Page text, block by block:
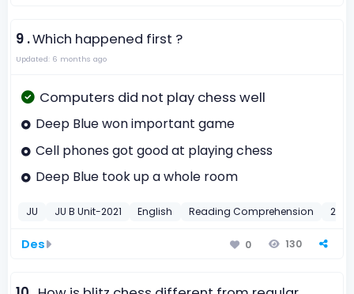
9 .Which happened first ?
Updated: 6 months ago
Computers did not play chess well
Deep Blue won important game
Cell phones got good at playing chess
Deep Blue took up a whole room
JU JU B Unit-2021 English Reading Comprehension 2021
Des 0 130